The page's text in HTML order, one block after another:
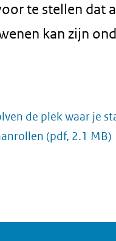
te stellen dat
kan zijn
de plek waar je
(pdf, 2.1 MB)